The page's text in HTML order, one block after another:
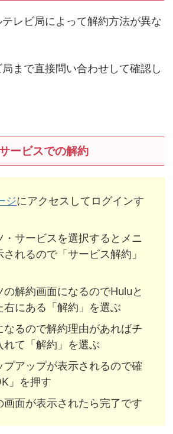
レビ局によって解約方法が異な
まで直接問い合わせして確認し
ービスでの解約
ジにアクセスしてログインす
・サービスを選択するとメニ
されるので「サービス解約」
の解約画面になるのでHuluと
右にある「解約」を選ぶ
なるので解約理由があればチ
れて「解約」を選ぶ
プアップが表示されるので確
」を押す
画面が表示されたら完了です